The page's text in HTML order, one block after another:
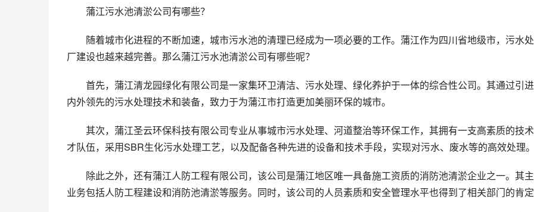
蒲江污水池清淤公司有哪些？
随着城市化进程的不断加速，城市污水池的清理已经成为一项必要的工作。蒲江作为四川省地级市，污水
厂建设也越来越完善。那么蒲江污水池清淤公司有哪些呢？
首先，蒲江清龙园绿化有限公司是一家集环卫清洁、污水处理、绿化养护于一体的综合性公司。其通过引
内外领先的污水处理技术和装备，致力于为蒲江市打造更加美丽环保的城市。
其次，蒲江圣云环保科技有限公司专业从事城市污水处理、河道整治等环保工作，其拥有一支高素质的技
才队伍，采用SBR生化污水处理工艺，以及配备各种先进的设备和技术手段，实现对污水、废水等的高效处理。
除此之外，还有蒲江人防工程有限公司，该公司是蒲江地区唯一具备施工资质的消防池清淤企业之一。其
业务包括人防工程建设和消防池清淤等服务。同时，该公司的人员素质和安全管理水平也得到了相关部门的肯定